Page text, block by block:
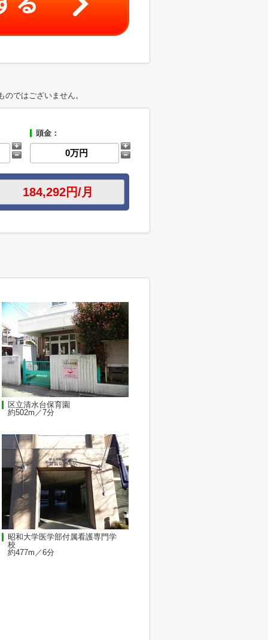
ではございません。
頭金：
区立清水台保育園
約502m／7分
昭和大学医学部付属看護専門学
校
約477m／6分